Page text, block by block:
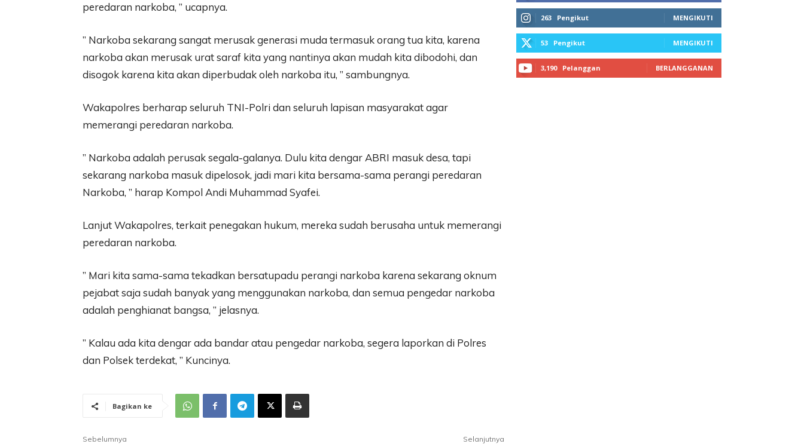
peredaran narkoba, ” ucapnya.
” Narkoba sekarang sangat merusak generasi muda termasuk orang tua kita, karena
narkoba akan merusak urat saraf kita yang nantinya akan mudah kita dibodohi, dan
disogok karena kita akan diperbudak oleh narkoba itu, ” sambungnya.
Wakapolres berharap seluruh TNI-Polri dan seluruh lapisan masyarakat agar
memerangi peredaran narkoba.
” Narkoba adalah perusak segala-galanya. Dulu kita dengar ABRI masuk desa, tapi
sekarang narkoba masuk dipelosok, jadi mari kita bersama-sama perangi peredaran
Narkoba, ” harap Kompol Andi Muhammad Syafei.
Lanjut Wakapolres, terkait penegakan hukum, mereka sudah berusaha untuk memerangi
peredaran narkoba.
” Mari kita sama-sama tekadkan bersatupadu perangi narkoba karena sekarang oknum
pejabat saja sudah banyak yang menggunakan narkoba, dan semua pengedar narkoba
adalah penghianat bangsa, ” jelasnya.
” Kalau ada kita dengar ada bandar atau pengedar narkoba, segera laporkan di Polres
dan Polsek terdekat, ” Kuncinya.
Bagikan ke
Sebelumnya Selanjutnya
263 Pengikut MENGIKUTI
53 Pengikut MENGIKUTI
3,190 Pelanggan BERLANGGANAN